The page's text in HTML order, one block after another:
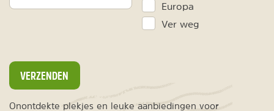
Europa
Ver weg
VERZENDEN
Onontdekte plekjes en leuke aanbiedingen voor